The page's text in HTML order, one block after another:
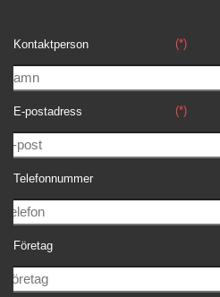
Kontaktperson (*)
E-postadress (*)
Telefonnummer
Företag